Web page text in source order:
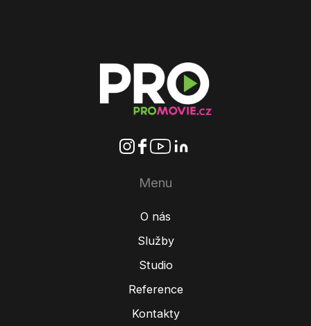
Menu
O nás
Služby
Studio
Reference
Kontakty